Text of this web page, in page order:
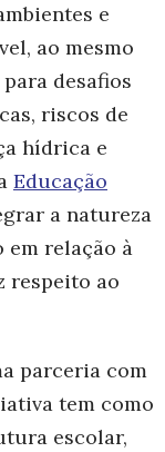
e
ao mesmo
desafios
riscos de
hídrica e
Educação
a natureza
em relação à
respeito ao
parceria com
tem como
escolar,